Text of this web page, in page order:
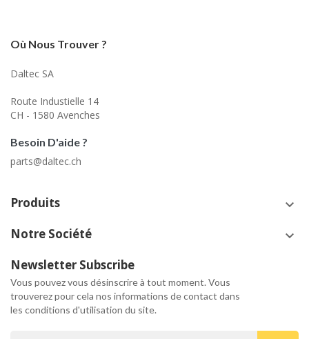
Où Nous Trouver ?
Daltec SA
Route Industielle 14
CH - 1580 Avenches
Besoin D'aide ?
parts@daltec.ch
Produits keyboard_arrow_down
Notre Société keyboard_arrow_down
Newsletter Subscribe
Vous pouvez vous désinscrire à tout moment. Vous
trouverez pour cela nos informations de contact dans
les conditions d'utilisation du site.